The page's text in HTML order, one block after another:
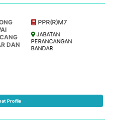
DAN
PPR(R)M7
JABATAN
PERANCANGAN
BANDAR
Profile